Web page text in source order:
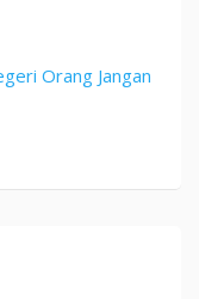
Orang Jangan